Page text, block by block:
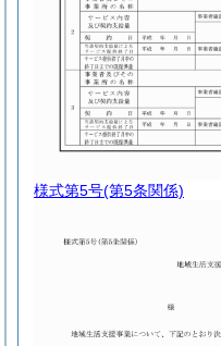
様式第5号(第5条関係)